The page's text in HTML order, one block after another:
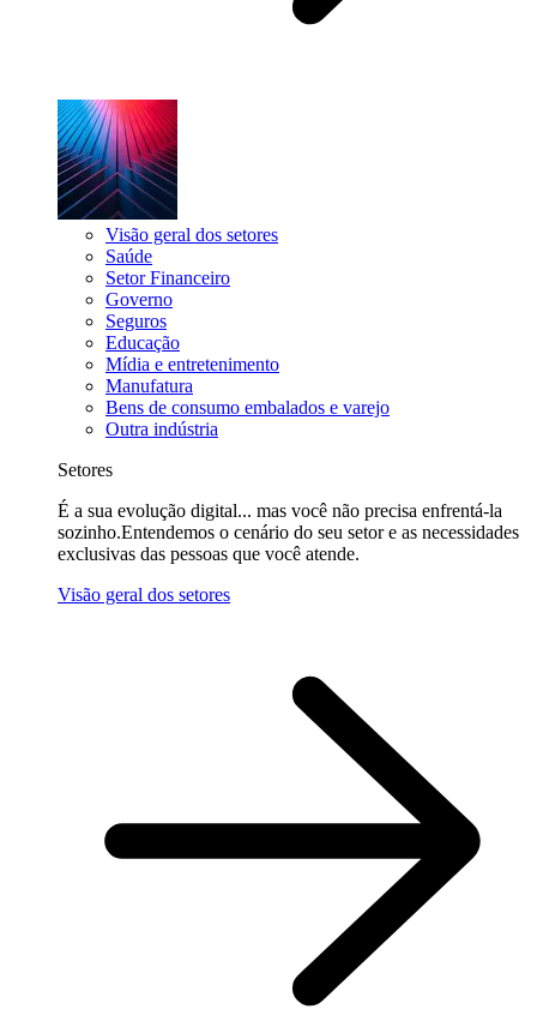
Visão geral dos setores
Saúde
Setor Financeiro
Governo
Seguros
Educação
Mídia e entretenimento
Manufatura
Bens de consumo embalados e varejo
Outra indústria
Setores
É a sua evolução digital... mas você não precisa enfrentá-la
sozinho.Entendemos o cenário do seu setor e as necessidades
exclusivas das pessoas que você atende.
Visão geral dos setores